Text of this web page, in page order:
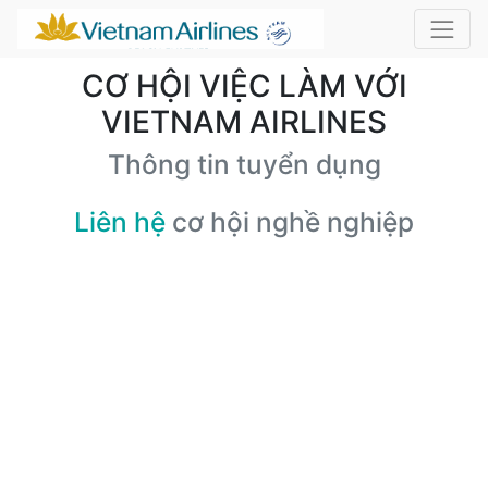
CƠ HỘI VIỆC LÀM VỚI
VIETNAM AIRLINES
Thông tin tuyển dụng
Liên hệ cơ hội nghề nghiệp